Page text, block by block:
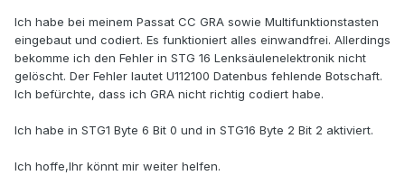
Ich habe bei meinem Passat CC GRA sowie Multifunktionstasten
eingebaut und codiert. Es funktioniert alles einwandfrei. Allerdings
bekomme ich den Fehler in STG 16 Lenksäulenelektronik nicht
gelöscht. Der Fehler lautet U112100 Datenbus fehlende Botschaft.
Ich befürchte, dass ich GRA nicht richtig codiert habe.
Ich habe in STG1 Byte 6 Bit 0 und in STG16 Byte 2 Bit 2 aktiviert.
Ich hoffe,Ihr könnt mir weiter helfen.